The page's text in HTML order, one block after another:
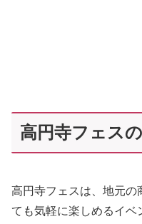
高円寺フェス
高円寺フェスは、地元の
ても気軽に楽しめるイベ